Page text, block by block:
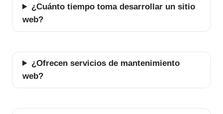
¿Cuánto tiempo toma desarrollar un sitio
web?
¿Ofrecen servicios de mantenimiento
web?